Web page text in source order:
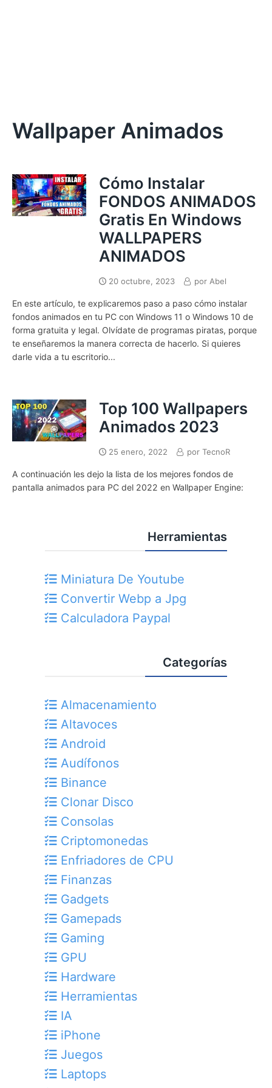
Wallpaper Animados
Cómo Instalar
FONDOS ANIMADOS
Gratis En Windows
WALLPAPERS
ANIMADOS
20 octubre, 2023 por Abel
En este artículo, te explicaremos paso a paso cómo instalar
fondos animados en tu PC con Windows 11 o Windows 10 de
forma gratuita y legal. Olvídate de programas piratas, porque
te enseñaremos la manera correcta de hacerlo. Si quieres
darle vida a tu escritorio...
Top 100 Wallpapers
Animados 2023
25 enero, 2022 por TecnoR
A continuación les dejo la lista de los mejores fondos de
pantalla animados para PC del 2022 en Wallpaper Engine:
Herramientas
Miniatura De Youtube
Convertir Webp a Jpg
Calculadora Paypal
Categorías
Almacenamiento
Altavoces
Android
Audífonos
Binance
Clonar Disco
Consolas
Criptomonedas
Enfriadores de CPU
Finanzas
Gadgets
Gamepads
Gaming
GPU
Hardware
Herramientas
IA
iPhone
Juegos
Laptops